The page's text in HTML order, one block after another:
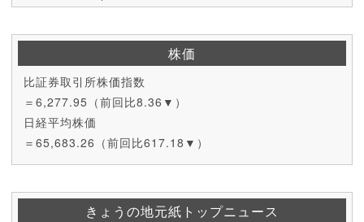
株価
比証券取引所株価指数
＝6,277.95（前回比8.36▼）
日経平均株価
＝65,683.26（前回比617.18▼）
きょうの地元紙トップニュース